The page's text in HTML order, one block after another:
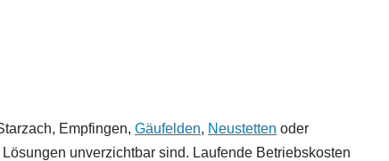
Empfingen, Gäufelden, Neustetten oder
unverzichtbar sind. Laufende Betriebskosten